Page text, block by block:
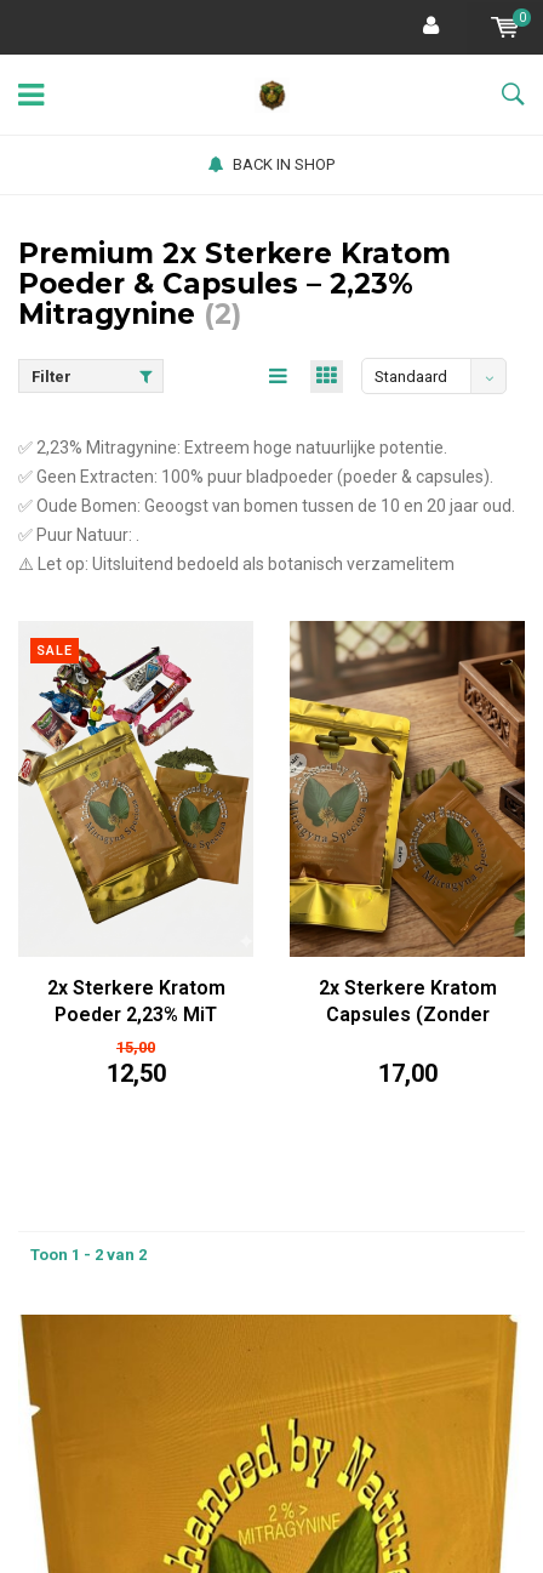
0
BACK IN SHOP
Premium 2x Sterkere Kratom
Poeder & Capsules – 2,23%
Mitragynine (2)
Filter Standaard
✅ 2,23% Mitragynine: Extreem hoge natuurlijke potentie.
✅ Geen Extracten: 100% puur bladpoeder (poeder & capsules).
✅ Oude Bomen: Geoogst van bomen tussen de 10 en 20 jaar oud.
✅ Puur Natuur: .
⚠️ Let op: Uitsluitend bedoeld als botanisch verzamelitem
SALE
2x Sterkere Kratom
Poeder 2,23% MiT
(25/50/100g)
15,00
12,50
2x Sterkere Kratom
Capsules (Zonder
17,00
Toon 1 - 2 van 2